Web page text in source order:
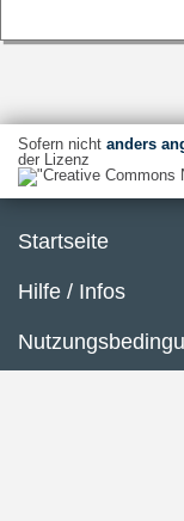
Sofern nicht anders
der Lizenz
Startseite
Hilfe / Infos